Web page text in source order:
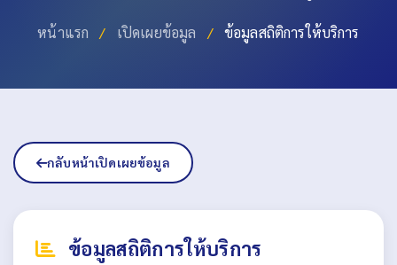
หน้าแรก / เปิดเผยข้อมูล / ข้อมูลสถิติการให้บริการ
กลับหน้าเปิดเผยข้อมูล
ข้อมูลสถิติการให้บริการ